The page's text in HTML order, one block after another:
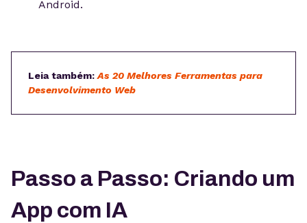
Android.
Leia também: As 20 Melhores Ferramentas para
Desenvolvimento Web
Passo a Passo: Criando um
App com IA